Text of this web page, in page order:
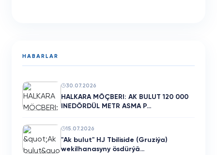
HABARLAR
30.07.2026
HALKARA MÖÇBERI: AK BULUT 120 000
INEDÖRDÜL METR ASMA P…
15.07.2026
"Ak bulut" HJ Tbiliside (Gruziýa)
wekilhanasyny ösdürýä…